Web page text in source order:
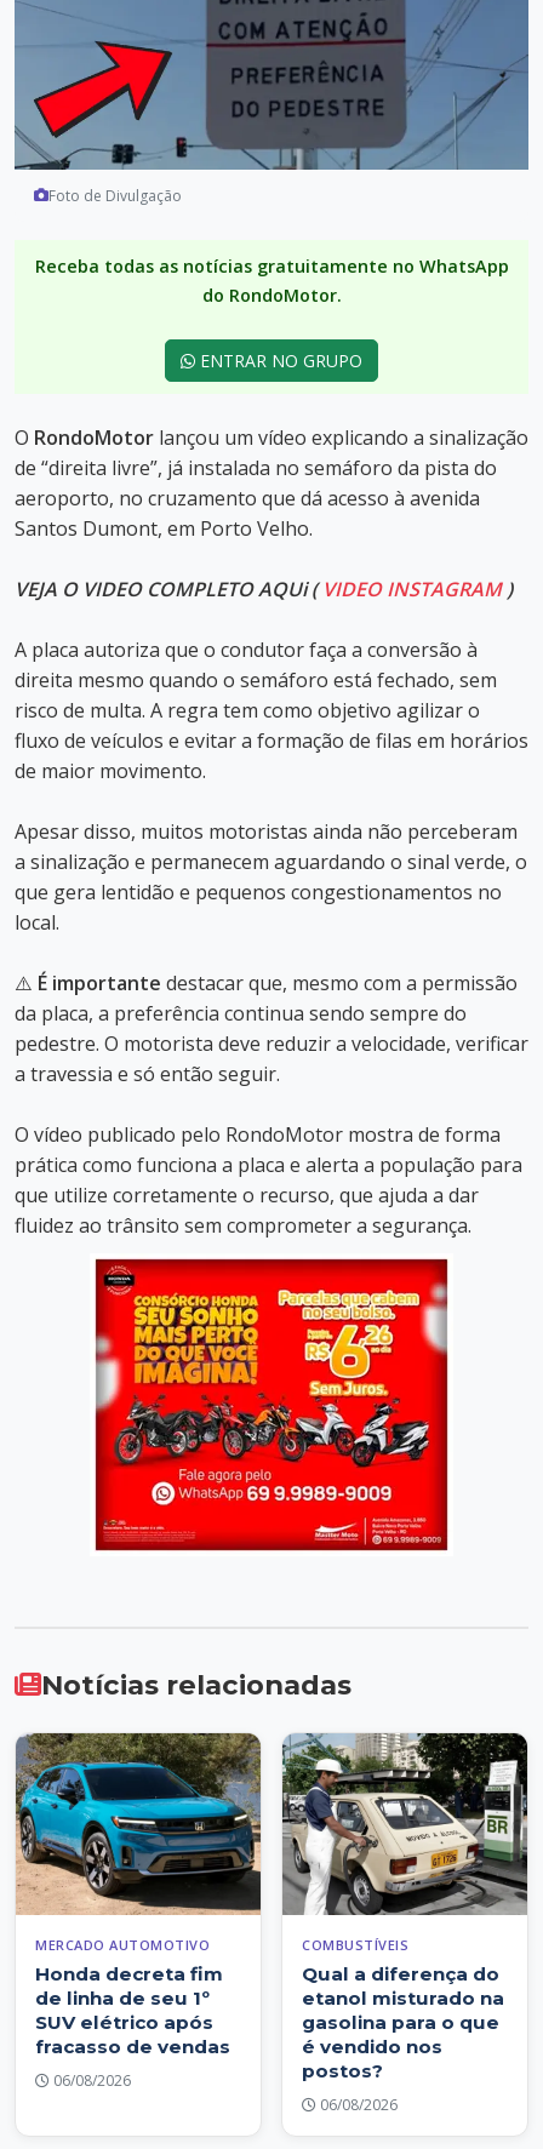
Foto de Divulgação
Receba todas as notícias gratuitamente no WhatsApp
do RondoMotor.
ENTRAR NO GRUPO
O RondoMotor lançou um vídeo explicando a sinalização
de “direita livre”, já instalada no semáforo da pista do
aeroporto, no cruzamento que dá acesso à avenida
Santos Dumont, em Porto Velho.
VEJA O VIDEO COMPLETO AQUi ( VIDEO INSTAGRAM )
A placa autoriza que o condutor faça a conversão à
direita mesmo quando o semáforo está fechado, sem
risco de multa. A regra tem como objetivo agilizar o
fluxo de veículos e evitar a formação de filas em horários
de maior movimento.
Apesar disso, muitos motoristas ainda não perceberam
a sinalização e permanecem aguardando o sinal verde, o
que gera lentidão e pequenos congestionamentos no
local.
⚠️ É importante destacar que, mesmo com a permissão
da placa, a preferência continua sendo sempre do
pedestre. O motorista deve reduzir a velocidade, verificar
a travessia e só então seguir.
O vídeo publicado pelo RondoMotor mostra de forma
prática como funciona a placa e alerta a população para
que utilize corretamente o recurso, que ajuda a dar
fluidez ao trânsito sem comprometer a segurança.
Notícias relacionadas
MERCADO AUTOMOTIVO
Honda decreta fim
de linha de seu 1º
SUV elétrico após
fracasso de vendas
06/08/2026
COMBUSTÍVEIS
Qual a diferença do
etanol misturado na
gasolina para o que
é vendido nos
postos?
06/08/2026